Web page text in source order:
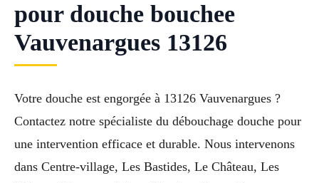
pour douche bouchee
Vauvenargues 13126
Votre douche est engorgée à 13126 Vauvenargues ?
Contactez notre spécialiste du débouchage douche pour
une intervention efficace et durable. Nous intervenons
dans Centre-village, Les Bastides, Le Château, Les